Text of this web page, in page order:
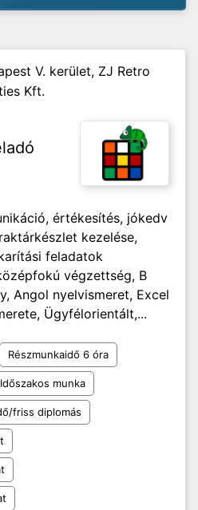
V. kerület, ZJ Retro
Kft.
értékesítés, jókedv
kezelése,
feladatok
végzettség, B
Angol nyelvismeret, Excel
Ügyfélorientált,...
Részmunkaidő 6 óra
Időszakos munka
friss diplomás